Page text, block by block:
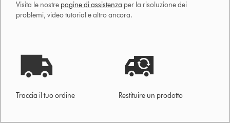
Visita le nostre pagine di assistenza per la risoluzione dei
problemi, video tutorial e altro ancora.
Traccia il tuo ordine Restituire un prodotto